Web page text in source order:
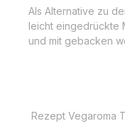
Als Alternative zu
leicht eingedrückte
und mit gebacken
Rezept Vegaroma